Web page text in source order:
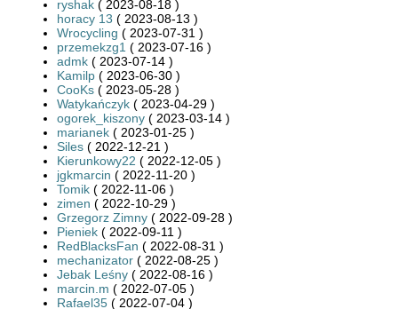
ryshak ( 2023-08-18 )
horacy 13 ( 2023-08-13 )
Wrocycling ( 2023-07-31 )
przemekzg1 ( 2023-07-16 )
admk ( 2023-07-14 )
Kamilp ( 2023-06-30 )
CooKs ( 2023-05-28 )
Watykańczyk ( 2023-04-29 )
ogorek_kiszony ( 2023-03-14 )
marianek ( 2023-01-25 )
Siles ( 2022-12-21 )
Kierunkowy22 ( 2022-12-05 )
jgkmarcin ( 2022-11-20 )
Tomik ( 2022-11-06 )
zimen ( 2022-10-29 )
Grzegorz Zimny ( 2022-09-28 )
Pieniek ( 2022-09-11 )
RedBlacksFan ( 2022-08-31 )
mechanizator ( 2022-08-25 )
Jebak Leśny ( 2022-08-16 )
marcin.m ( 2022-07-05 )
Rafael35 ( 2022-07-04 )